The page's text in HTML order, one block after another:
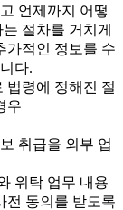
언제까지 어떻
절차를 거치게
가적인 정보를 수
다.
법령에 정해진 절
우
취급을 외부 업
위탁 업무 내용
전 동의를 받도록